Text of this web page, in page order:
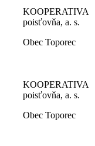
KOOPERATIVA
poisťovňa, a. s.
Obec Toporec
KOOPERATIVA
poisťovňa, a. s.
Obec Toporec